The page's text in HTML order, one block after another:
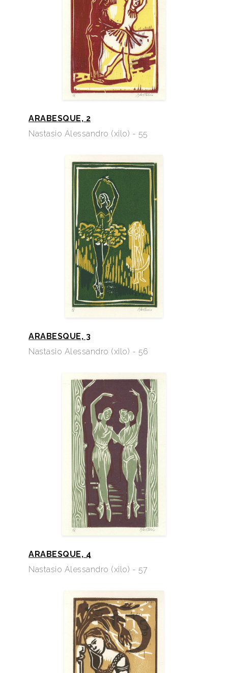
ARABESQUE, 2
Nastasio Alessandro (xilo) - 55
ARABESQUE, 3
Nastasio Alessandro (xilo) - 56
ARABESQUE, 4
Nastasio Alessandro (xilo) - 57